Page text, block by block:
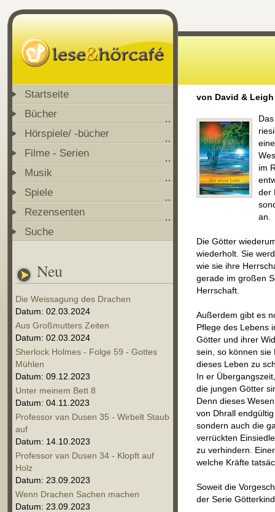
Startseite
Bücher
Hörspiele/ -bücher
Filme - Serien
Musik
Spiele
Rezensenten
Suche
Neu
Die Weissagung des Drachen
Datum: 02.03.2024
Aus Großmutters Zeiten
Datum: 02.03.2024
Sherlock Holmes - Folge 59 - Gottes
Mühlen
Datum: 09.12.2023
Unter meinem Bett 8
Datum: 04.11.2023
Professor van Dusen 35 - Wirbelt Staub
auf
Datum: 14.10.2023
Professor van Dusen 34 - Klopft auf
Holz
Datum: 23.09.2023
Wenn Drachen Sachen machen
Datum: 23.09.2023
von David &
im
der
an.
Die Götter
wiederholt. Sie
wie sie ihre
gerade im großen
Herrschaft.
Außerdem gibt es
Pflege des Lebens
Götter und ihrer
sein, so können sie
dieses Leben zu
In er
die jungen Götter
Denn dieses
von Dhrall
sondern auch die
verrückten
zu verhindern.
welche Kräfte
Soweit die
der Serie